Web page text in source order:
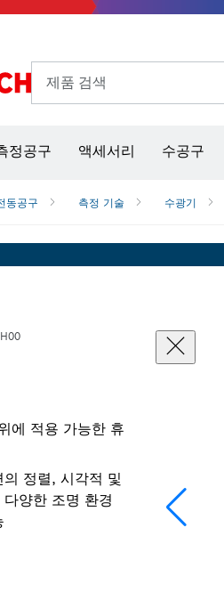
제품 검색
정공구 액세서리 수공구
동공구 측정 기술 수광기
에 적용 가능한 휴
정렬, 시각적 및
양한 조명 환경